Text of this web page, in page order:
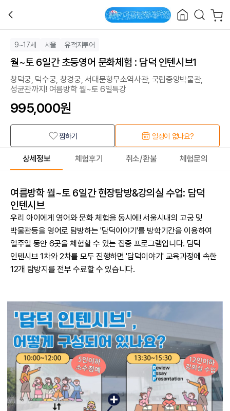
9~17세 서울 유적지투어
월~토 6일간 초등영어 문화체험 : 담덕 인텐시브1
창덕궁, 덕수궁, 창경궁, 서대문형무소역사관, 국립중앙박물관,
성균관까지! 여름방학 월~토 6일특강
995,000원
찜하기 일정이 없나요?
상세정보 체험후기 취소/환불 체험문의
여름방학 월~토 6일간 현장탐방&강의실 수업: 담덕
인텐시브
우리 아이에게 영어와 문화 체험을 동시에! 서울시내의 고궁 및
박물관등을 영어로 탐방하는 '담덕이야기'를 방학기간을 이용하여
일주일 동안 6곳을 체험할 수 있는 집중 프로그램입니다. 담덕
인텐시브 1차와 2차를 모두 진행하면 '담덕이야기' 교육과정에 속한
12개 탐방지를 전부 수료할 수 있습니다.